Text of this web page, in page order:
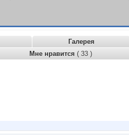
Галерея
Мне нравится ( 33 )